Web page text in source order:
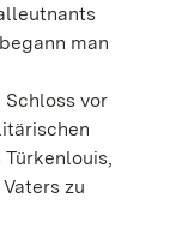
man
vor
zu